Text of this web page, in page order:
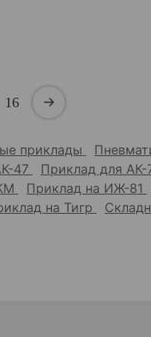
16
приклады
47 Приклад для
Приклад на ИЖ-81
на Тигр